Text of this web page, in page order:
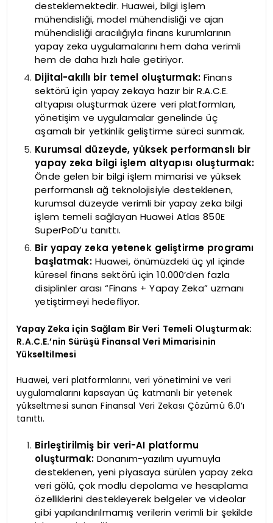
desteklemektedir. Huawei, bilgi işlem
mühendisliği, model mühendisliği ve ajan
mühendisliği aracılığıyla finans kurumlarının
yapay zeka uygulamalarını hem daha verimli
hem de daha hızlı hale getiriyor.
Dijital-akıllı bir temel oluşturmak: Finans
sektörü için yapay zekaya hazır bir R.A.C.E.
altyapısı oluşturmak üzere veri platformları,
yönetişim ve uygulamalar genelinde üç
aşamalı bir yetkinlik geliştirme süreci sunmak.
Kurumsal düzeyde, yüksek performanslı bir
yapay zeka bilgi işlem altyapısı oluşturmak:
Önde gelen bir bilgi işlem mimarisi ve yüksek
performanslı ağ teknolojisiyle desteklenen,
kurumsal düzeyde verimli bir yapay zeka bilgi
işlem temeli sağlayan Huawei Atlas 850E
SuperPoD’u tanıttı.
Bir yapay zeka yetenek geliştirme programı
başlatmak:Huawei, önümüzdeki üç yıl içinde
küresel finans sektörü için 10.000’den fazla
disiplinler arası “Finans + Yapay Zeka” uzmanı
yetiştirmeyi hedefliyor.
Yapay Zeka için Sağlam Bir Veri Temeli Oluşturmak:
R.A.C.E.’nin Sürüşü Finansal Veri Mimarisinin
Yükseltilmesi
Huawei, veri platformlarını, veri yönetimini ve veri
uygulamalarını kapsayan üç katmanlı bir yetenek
yükseltmesi sunan Finansal Veri Zekası Çözümü 6.0’ı
tanıttı.
Birleştirilmiş bir veri-AI platformu
oluşturmak:Donanım-yazılım uyumuyla
desteklenen, yeni piyasaya sürülen yapay zeka
veri gölü, çok modlu depolama ve hesaplama
özelliklerini destekleyerek belgeler ve videolar
gibi yapılandırılmamış verilerin verimli bir şekilde